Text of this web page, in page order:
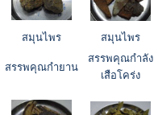
สมุนไพร สมุนไพร
สรรพคุณกำยาน
สรรพคุณกำลัง
เสือโคร่ง